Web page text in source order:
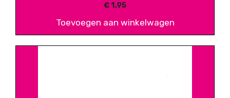
€1,95
Toevoegen aan winkelwagen